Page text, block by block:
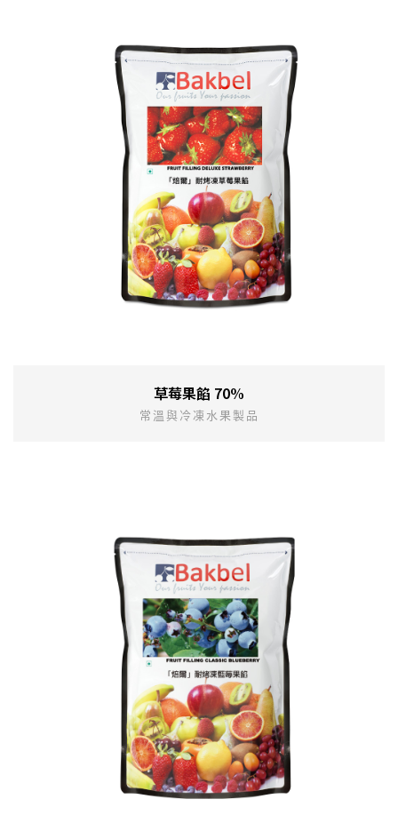
草莓果餡 70%
常溫與冷凍水果製品